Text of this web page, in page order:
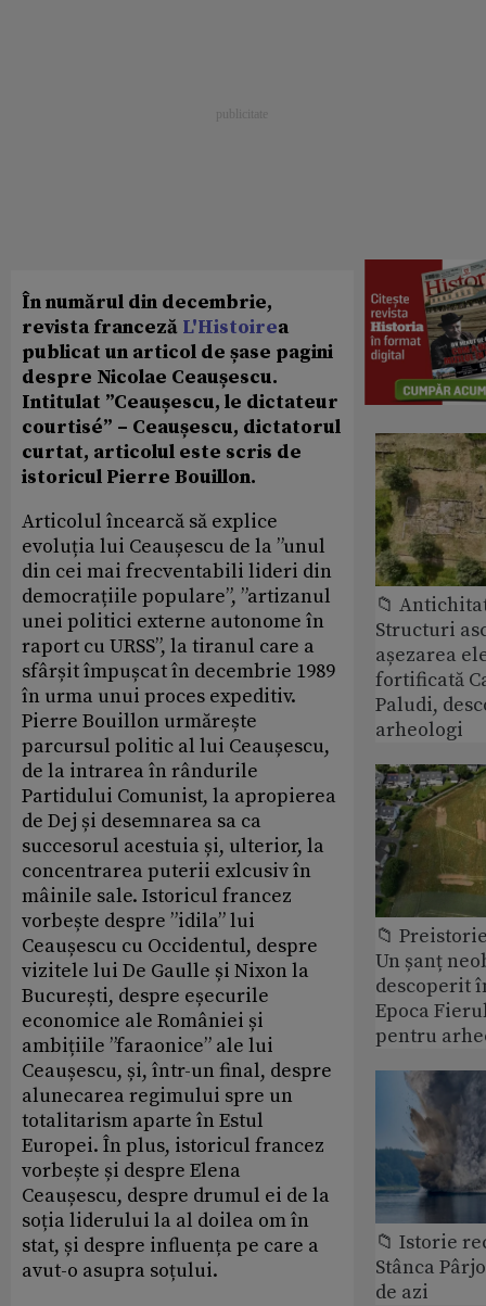
În numărul din decembrie,
revista franceză L'Histoirea
publicat un articol de șase pagini
despre Nicolae Ceaușescu.
Intitulat ”Ceaușescu, le dictateur
courtisé” – Ceaușescu, dictatorul
curtat, articolul este scris de
istoricul Pierre Bouillon.
Articolul încearcă să explice
evoluția lui Ceaușescu de la ”unul
din cei mai frecventabili lideri din
democrațiile populare”, ”artizanul
unei politici externe autonome în
raport cu URSS”, la tiranul care a
sfârșit împușcat în decembrie 1989
în urma unui proces expeditiv.
Pierre Bouillon urmărește
parcursul politic al lui Ceaușescu,
de la intrarea în rândurile
Partidului Comunist, la apropierea
de Dej și desemnarea sa ca
succesorul acestuia și, ulterior, la
concentrarea puterii exlcusiv în
mâinile sale. Istoricul francez
vorbește despre ”idila” lui
Ceaușescu cu Occidentul, despre
vizitele lui De Gaulle și Nixon la
București, despre eșecurile
economice ale României și
ambițiile ”faraonice” ale lui
Ceaușescu, și, într-un final, despre
alunecarea regimului spre un
totalitarism aparte în Estul
Europei. În plus, istoricul francez
vorbește și despre Elena
Ceaușescu, despre drumul ei de la
soția liderului la al doilea om în
stat, și despre influența pe care a
avut-o asupra soțului.
📁
Structuri
așezarea
fortificată
Paludi,
arheologi
📁
Un șanț
descoperit
Epoca
pentru
📁 Istorie
Stânca
de azi